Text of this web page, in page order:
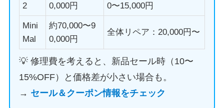
2
0,000円
0〜15,000円
Mini
Mal
約70,000〜9
0,000円
全体リペア：20,000円〜
💡 修理費を考えると、新品セール時（10〜
15%OFF）と価格差が小さい場合も。
→ セール＆クーポン情報をチェック